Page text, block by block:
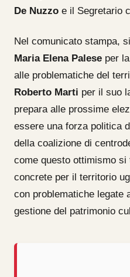
De Nuzzo e il Segretario
Nel comunicato stampa,
Maria Elena Palese per
alle problematiche del
Roberto Marti per il suo
prepara alle prossime
essere una forza politica
della coalizione di
come questo ottimismo si
concrete per il territorio
con problematiche legate
gestione del patrimonio